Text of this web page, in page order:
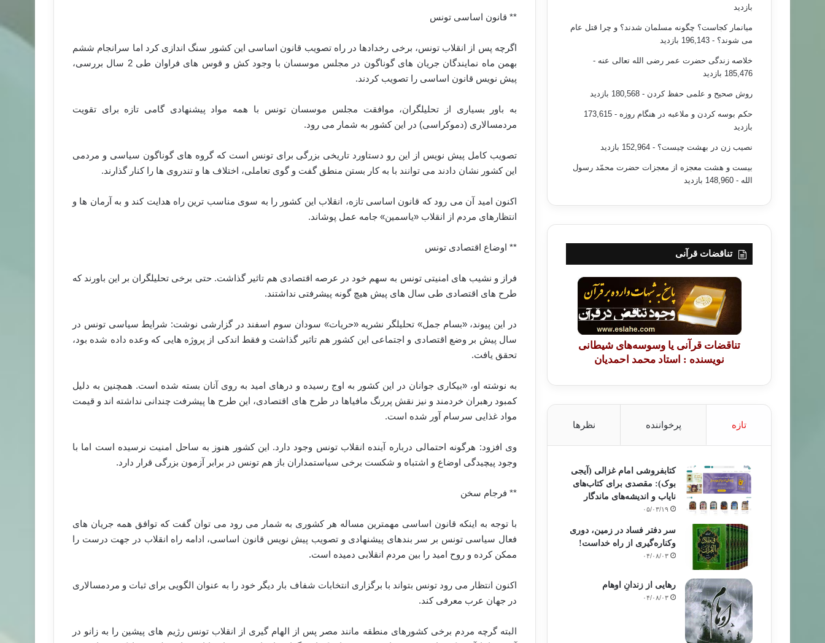
** قانون اساسی تونس
اگرچه پس از انقلاب تونس، برخی رخدادها در راه تصویب قانون اساسی این کشور سنگ اندازی کرد اما سرانجام ششم
بهمن ماه نمایندگان جریان های گوناگون در مجلس موسسان با وجود کش و قوس های فراوان طی 2 سال بررسی،
پیش نویس قانون اساسی را تصویب کردند.
به باور بسیاری از تحلیلگران، موافقت مجلس موسسان تونس با همه مواد پیشنهادی گامی تازه برای تقویت
مردمسالاری (دموکراسی) در این کشور به شمار می رود.
تصویب کامل پیش نویس از این رو دستاورد تاریخی بزرگی برای تونس است که گروه های گوناگون سیاسی و مردمی
این کشور نشان دادند می توانند با به کار بستن منطق گفت و گوی تعاملی، اختلاف ها و تندروی ها را کنار گذارند.
اکنون امید آن می رود که قانون اساسی تازه، انقلاب این کشور را به سوی مناسب ترین راه هدایت کند و به آرمان ها و
انتظارهای مردم از انقلاب «یاسمین» جامه عمل پوشاند.
** اوضاع اقتصادی تونس
فراز و نشیب های امنیتی تونس به سهم خود در عرصه اقتصادی هم تاثیر گذاشت. حتی برخی تحلیلگران بر این باورند که
طرح های اقتصادی طی سال های پیش هیچ گونه پیشرفتی نداشتند.
در این پیوند، «بسام جمل» تحلیلگر نشریه «حریات» سودان سوم اسفند در گزارشی نوشت: شرایط سیاسی تونس در
سال پیش بر وضع اقتصادی و اجتماعی این کشور هم تاثیر گذاشت و فقط اندکی از پروژه هایی که وعده داده شده بود،
تحقق یافت.
به نوشته او، «بیکاری جوانان در این کشور به اوج رسیده و درهای امید به روی آنان بسته شده است. همچنین به دلیل
کمبود رهبران خردمند و نیز نقش پررنگ مافیاها در طرح های اقتصادی، این طرح ها پیشرفت چندانی نداشته اند و قیمت
مواد غذایی سرسام آور شده است.
وی افزود: هرگونه احتمالی درباره آینده انقلاب تونس وجود دارد. این کشور هنوز به ساحل امنیت نرسیده است اما با
وجود پیچیدگی اوضاع و اشتباه و شکست برخی سیاستمداران باز هم تونس در برابر آزمون بزرگی قرار دارد.
** فرجام سخن
با توجه به اینکه قانون اساسی مهمترین مساله هر کشوری به شمار می رود می توان گفت که توافق همه جریان های
فعال سیاسی تونس بر سر بندهای پیشنهادی و تصویب پیش نویس قانون اساسی، ادامه راه انقلاب در جهت درست را
ممکن کرده و روح امید را بین مردم انقلابی دمیده است.
اکنون انتظار می رود تونس بتواند با برگزاری انتخابات شفاف بار دیگر خود را به عنوان الگویی برای ثبات و مردمسالاری
در جهان عرب معرفی کند.
البته گرچه مردم برخی کشورهای منطقه مانند مصر پس از الهام گیری از انقلاب تونس رژیم های پیشین را به زانو در
بازدید
میانمار کجاست؟ چگونه مسلمان شدند؟ و چرا قتل عام
می شوند؟ - 196,143 بازدید
خلاصه زندگی حضرت عمر رضی الله تعالی عنه -
185,476 بازدید
روش صحیح و علمی حفظ کردن - 180,568 بازدید
حکم بوسه کردن و ملاعبه در هنگام روزه
- 173,615
بازدید
نصیب زن در بهشت چیست؟ - 152,964 بازدید
بیست و هشت معجزه از معجزات حضرت محمّد رسول
الله - 148,960 بازدید
تناقضات قرآنی
تناقضات قرآنی یا وسوسه‌های شیطانی
نویسنده : استاد محمد احمدیان
تازه پرخواننده نظرها
کتابفروشی امام غزالی (آیجی
بوک): مقصدی برای کتاب‌های
نایاب و اندیشه‌های ماندگار
۰۵/۰۳/۱۹
سر دفتر فساد در زمین‌، دوری
وکناره‌گیری از راه خداست‌!
۰۴/۰۸/۰۳
رهایی از زندانِ اوهام
۰۴/۰۸/۰۳